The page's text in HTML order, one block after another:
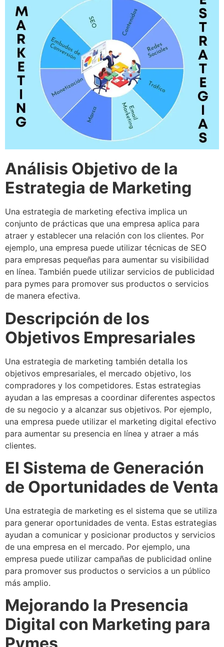
Análisis Objetivo de la
Estrategia de Marketing
Una estrategia de marketing efectiva implica un
conjunto de prácticas que una empresa aplica para
atraer y establecer una relación con los clientes. Por
ejemplo, una empresa puede utilizar técnicas de SEO
para empresas pequeñas para aumentar su visibilidad
en línea. También puede utilizar servicios de publicidad
para pymes para promover sus productos o servicios
de manera efectiva.
Descripción de los
Objetivos Empresariales
Una estrategia de marketing también detalla los
objetivos empresariales, el mercado objetivo, los
compradores y los competidores. Estas estrategias
ayudan a las empresas a coordinar diferentes aspectos
de su negocio y a alcanzar sus objetivos. Por ejemplo,
una empresa puede utilizar el marketing digital efectivo
para aumentar su presencia en línea y atraer a más
clientes.
El Sistema de Generación
de Oportunidades de Venta
Una estrategia de marketing es el sistema que se utiliza
para generar oportunidades de venta. Estas estrategias
ayudan a comunicar y posicionar productos y servicios
de una empresa en el mercado. Por ejemplo, una
empresa puede utilizar campañas de publicidad online
para promover sus productos o servicios a un público
más amplio.
Mejorando la Presencia
Digital con Marketing para